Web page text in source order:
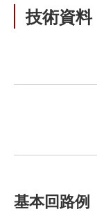
技術資料
基本回路例